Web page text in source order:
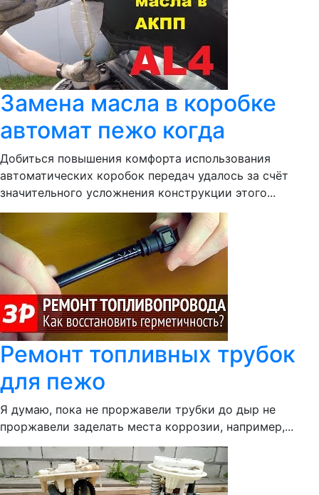
Замена масла в коробке
автомат пежо когда
Добиться повышения комфорта использования
автоматических коробок передач удалось за счёт
значительного усложнения конструкции этого...
Ремонт топливных трубок
для пежо
Я думаю, пока не проржавели трубки до дыр не
проржавели заделать места коррозии, например,...